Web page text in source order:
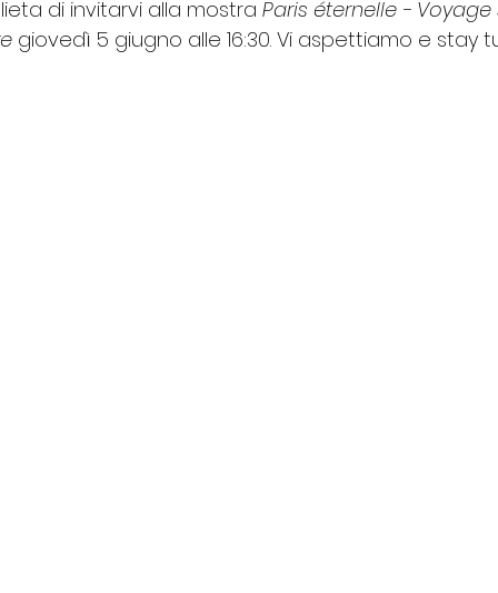
di invitarvi alla mostra Paris éternelle -
giovedì 5 giugno alle 16:30. Vi aspettiamo e stay